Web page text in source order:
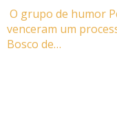
O grupo de humor
venceram um
Bosco de…